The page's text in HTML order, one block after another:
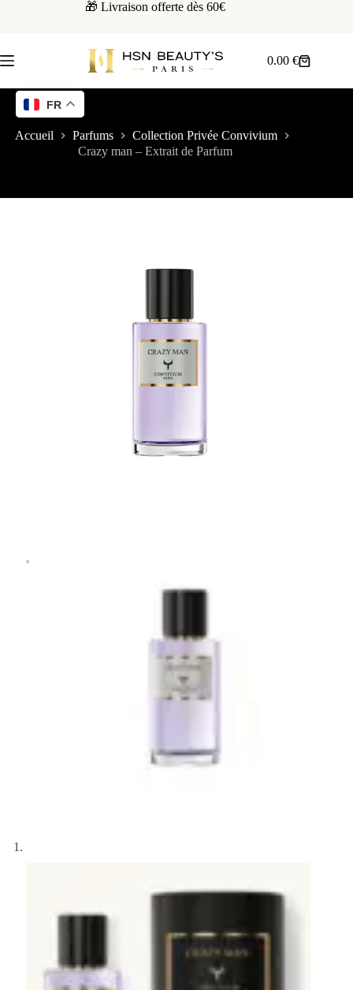
🎁 Livraison offerte dès 60€
0.00€
Accueil Parfums
Collection Privée Convivium
Crazy man – Extrait de Parfum
FR